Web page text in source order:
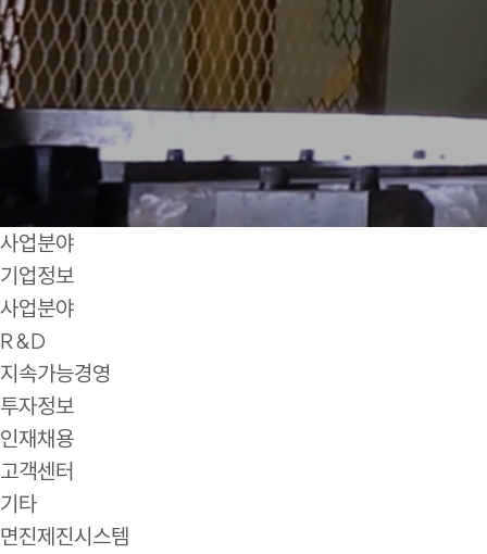
사업분야
기업정보
사업분야
R&D
지속가능경영
투자정보
인재채용
고객센터
기타
면진제진시스템